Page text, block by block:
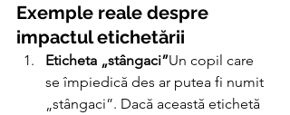
Exemple reale despre
impactul etichetării
Eticheta „stângaci”Un copil care
se împiedică des ar putea fi numit
„stângaci”. Dacă această etichetă